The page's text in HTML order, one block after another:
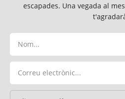
escapades. Una vegada al